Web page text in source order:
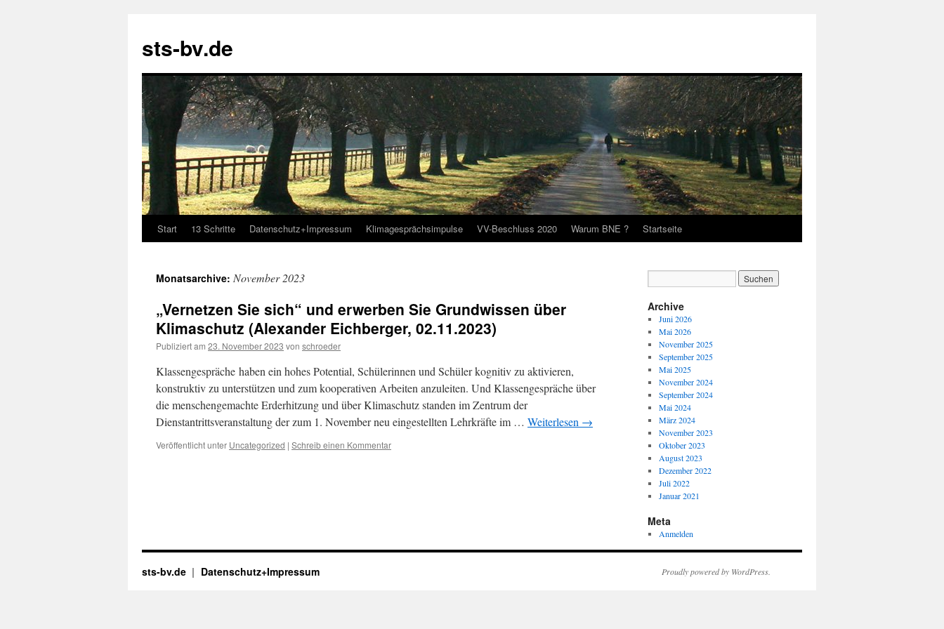
sts-bv.de
Zum
springen
Start 13 Schritte Datenschutz+Impressum Klimagesprächsimpulse VV-Beschluss 2020 Warum BNE ? Startseite
Monatsarchive: November 2023
„Vernetzen Sie sich“ und erwerben Sie Grundwissen über
Klimaschutz (Alexander Eichberger, 02.11.2023)
Publiziert am 23. November 2023 von schroeder
Klassengespräche haben ein hohes Potential, Schülerinnen und Schüler kognitiv zu aktivieren,
konstruktiv zu unterstützen und zum kooperativen Arbeiten anzuleiten. Und Klassengespräche über
die menschengemachte Erderhitzung und über Klimaschutz standen im Zentrum der
Dienstantrittsveranstaltung der zum 1. November neu eingestellten Lehrkräfte im … Weiterlesen →
Veröffentlicht unter Uncategorized | Schreib einen Kommentar
Archive
Juni 2026
Mai 2026
November 2025
September 2025
Mai 2025
November 2024
September 2024
Mai 2024
März 2024
November 2023
Oktober 2023
August 2023
Dezember 2022
Juli 2022
Januar 2021
Meta
Anmelden
sts-bv.de Datenschutz+Impressum Proudly powered by WordPress.